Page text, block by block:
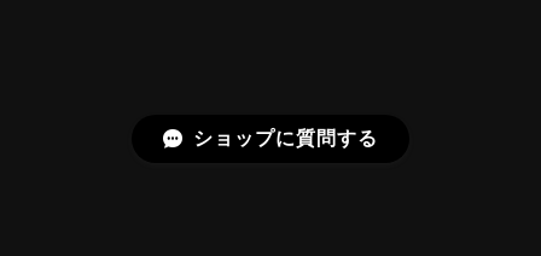
です。Star Rose Cut™ は中心から外へ広
ショップに質問する